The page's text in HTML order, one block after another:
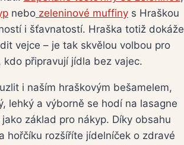
nebo zeleninové muffiny s Hraškou
i šťavnatostí. Hraška totiž dokáže
vejce – je tak skvělou volbou pro
kdo připravují jídla bez vajec.
i naším hraškovým bešamelem,
lehký a výborně se hodí na lasagne
základ pro nákyp. Díky obsahu
hořčíku rozšíříte jídelníček o zdravé